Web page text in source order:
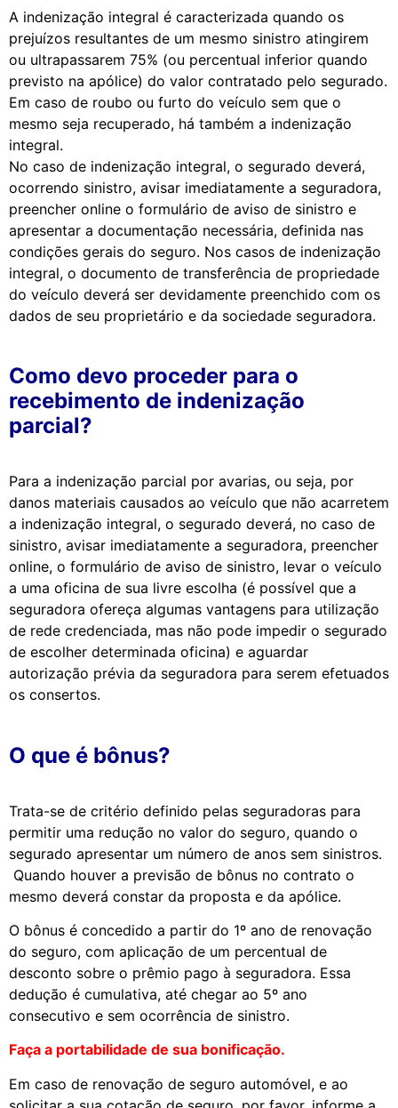
A indenização integral é caracterizada quando os
prejuízos resultantes de um mesmo sinistro atingirem
ou ultrapassarem 75% (ou percentual inferior quando
previsto na apólice) do valor contratado pelo segurado.
Em caso de roubo ou furto do veículo sem que o
mesmo seja recuperado, há também a indenização
integral.
No caso de indenização integral, o segurado deverá,
ocorrendo sinistro, avisar imediatamente a seguradora,
preencher online o formulário de aviso de sinistro e
apresentar a documentação necessária, definida nas
condições gerais do seguro. Nos casos de indenização
integral, o documento de transferência de propriedade
do veículo deverá ser devidamente preenchido com os
dados de seu proprietário e da sociedade seguradora.
Como devo proceder para o
recebimento de indenização
parcial?
Para a indenização parcial por avarias, ou seja, por
danos materiais causados ao veículo que não acarretem
a indenização integral, o segurado deverá, no caso de
sinistro, avisar imediatamente a seguradora, preencher
online, o formulário de aviso de sinistro, levar o veículo
a uma oficina de sua livre escolha (é possível que a
seguradora ofereça algumas vantagens para utilização
de rede credenciada, mas não pode impedir o segurado
de escolher determinada oficina) e aguardar
autorização prévia da seguradora para serem efetuados
os consertos.
O que é bônus?
Trata-se de critério definido pelas seguradoras para
permitir uma redução no valor do seguro, quando o
segurado apresentar um número de anos sem sinistros.
Quando houver a previsão de bônus no contrato o
mesmo deverá constar da proposta e da apólice.
O bônus é concedido a partir do 1º ano de renovação
do seguro, com aplicação de um percentual de
desconto sobre o prêmio pago à seguradora. Essa
dedução é cumulativa, até chegar ao 5º ano
consecutivo e sem ocorrência de sinistro.
Faça a portabilidade de sua bonificação.
Em caso de renovação de seguro automóvel, e ao